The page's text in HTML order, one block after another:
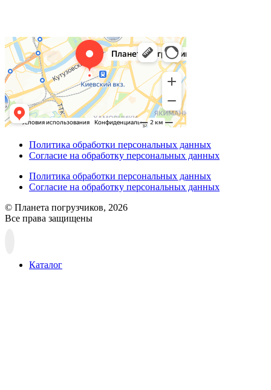
Политика обработки персональных данных
Согласие на обработку персональных данных
Политика обработки персональных данных
Согласие на обработку персональных данных
© Планета погрузчиков, 2026
Все права защищены
Каталог